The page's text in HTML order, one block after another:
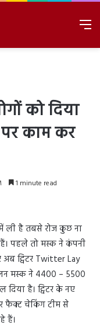
को दिया
काम कर
1 minute read
ली है तबसे रोज कुछ ना
पहले तो मस्क ने कंपनी
ट्विटर Twitter Lay
मस्क ने 4400 – 5500
दिया है। ट्विटर के नए
फैक्ट चेकिंग टीम से
हैं।